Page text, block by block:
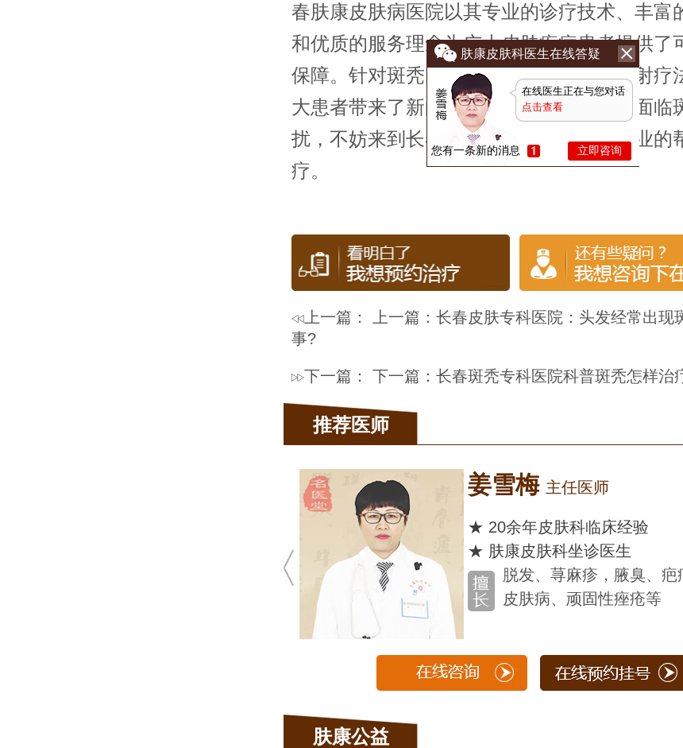
春肤康皮肤病医院以其专业的诊疗技术、丰富
和优质的服务理念为广大皮肤疾病患者提供了
保障。针对斑秃问题，医院推出的局部注射疗
大患者带来了新的希望和选择。如果您正面临
扰，不妨来到长春肤康皮肤病医院寻求专业的
疗。
上一篇： 上一篇： 长春皮肤专科医院：头发经常出现
事?
下一篇： 下一篇： 长春斑秃专科医院科普斑秃怎样治
推荐医师
姜雪梅 主任医师
★ 20余年皮肤科临床经验
★ 肤康皮肤科坐诊医生
脱发、荨麻疹，腋臭、疤
皮肤病、顽固性痤疮等
肤康公益
肤康皮肤科医生在线答疑
在线医生正在与您对话
点击查看
您有一条新的消息 立即咨询